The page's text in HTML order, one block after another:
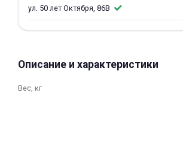
ул. 50 лет Октября, 86В
Описание и характеристики
Вес, кг